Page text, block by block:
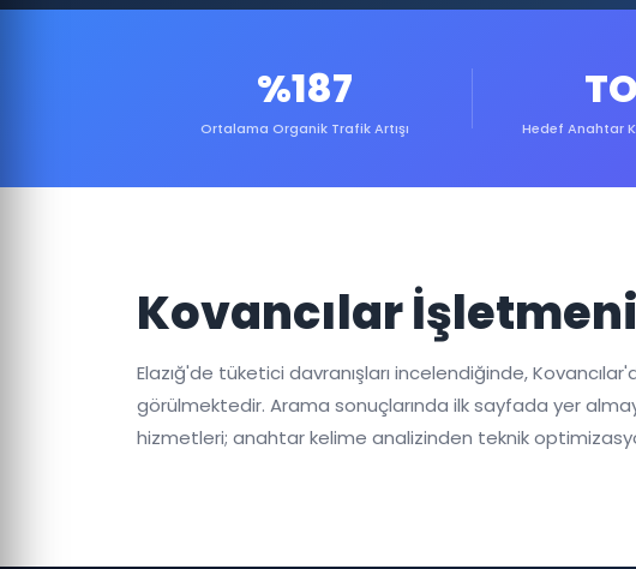
%187
Ortalama Organik Trafik Artışı Hedef Anahtar
Kovancılar
Elazığ'de tüketici davranışları incelendiğinde,
görülmektedir. Arama sonuçlarında ilk sayfada yer
hizmetleri; anahtar kelime analizinden teknik